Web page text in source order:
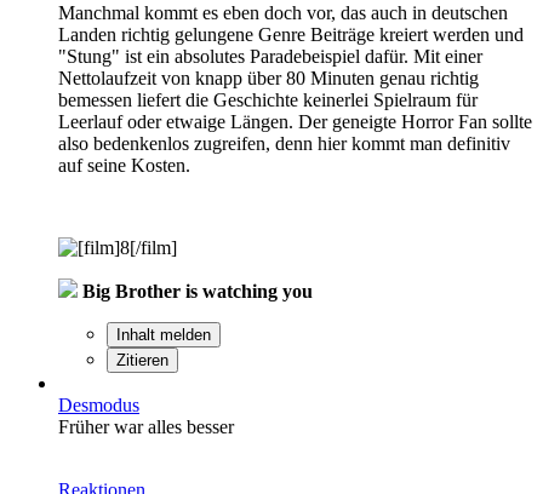
Manchmal kommt es eben doch vor, das auch in deutschen
Landen richtig gelungene Genre Beiträge kreiert werden und
"Stung" ist ein absolutes Paradebeispiel dafür. Mit einer
Nettolaufzeit von knapp über 80 Minuten genau richtig
bemessen liefert die Geschichte keinerlei Spielraum für
Leerlauf oder etwaige Längen. Der geneigte Horror Fan sollte
also bedenkenlos zugreifen, denn hier kommt man definitiv
auf seine Kosten.
Big Brother is watching you
Inhalt melden
Zitieren
Desmodus
Früher war alles besser
Reaktionen